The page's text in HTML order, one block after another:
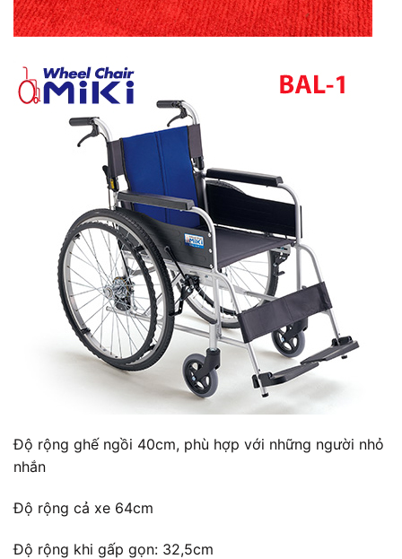
Độ rộng ghế ngồi 40cm, phù hợp với những người nhỏ
nhắn
Độ rộng cả xe 64cm
Độ rộng khi gấp gọn: 32,5cm